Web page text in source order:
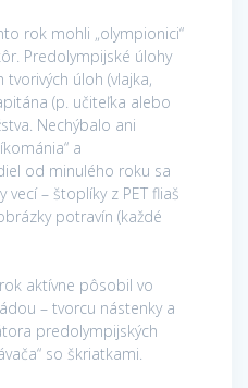
rok mohli „olympionici“
Predolympijské úlohy
úloh (vlajka,
(p. učiteľka alebo
Nechýbalo ani
a
od minulého roku sa
– štoplíky z PET fliaš
potravín (každé
aktívne pôsobil vo
– tvorcu nástenky a
predolympijských
so škriatkami.